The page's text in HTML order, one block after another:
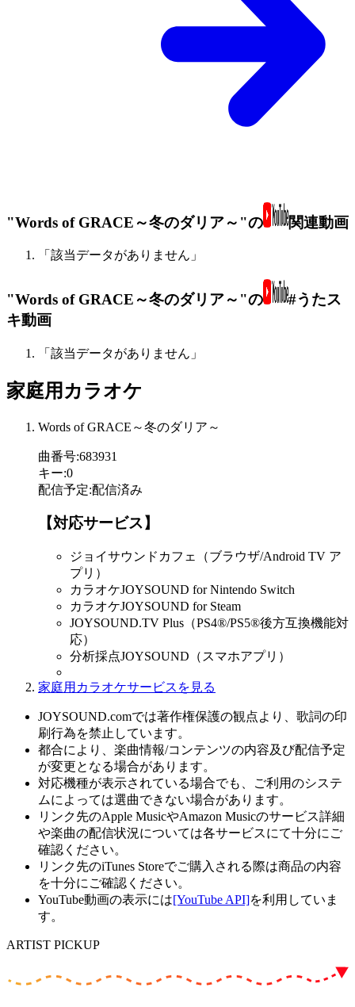
"Words of GRACE～冬のダリア～"の 関連動画
「該当データがありません」
"Words of GRACE～冬のダリア～"の
#うたス
キ動画
「該当データがありません」
家庭用カラオケ
Words of GRACE～冬のダリア～
曲番号:683931
キー:0
配信予定:配信済み
【対応サービス】
ジョイサウンドカフェ（ブラウザ/Android TV ア
プリ）
カラオケJOYSOUND for Nintendo Switch
カラオケJOYSOUND for Steam
JOYSOUND.TV Plus（PS4®/PS5®後方互換機能対
応）
分析採点JOYSOUND（スマホアプリ）
家庭用カラオケサービスを見る
JOYSOUND.comでは著作権保護の観点より、歌詞の印
刷行為を禁止しています。
都合により、楽曲情報/コンテンツの内容及び配信予定
が変更となる場合があります。
対応機種が表示されている場合でも、ご利用のシステ
ムによっては選曲できない場合があります。
リンク先のApple MusicやAmazon Musicのサービス詳細
や楽曲の配信状況については各サービスにて十分にご
確認ください。
リンク先のiTunes Storeでご購入される際は商品の内容
を十分にご確認ください。
YouTube動画の表示には[YouTube API]を利用していま
す。
ARTIST PICKUP